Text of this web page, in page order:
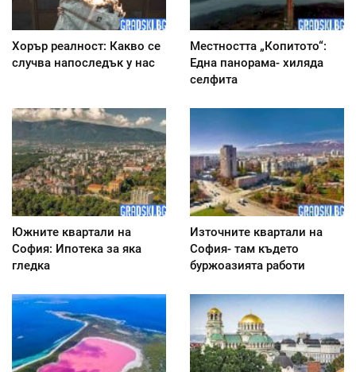
Хорър реалност: Какво се
случва напоследък у нас
Местността „Копитото“:
Една панорама- хиляда
селфита
Южните квартали на
София: Ипотека за яка
гледка
Източните квартали на
София- там където
буржоазията работи